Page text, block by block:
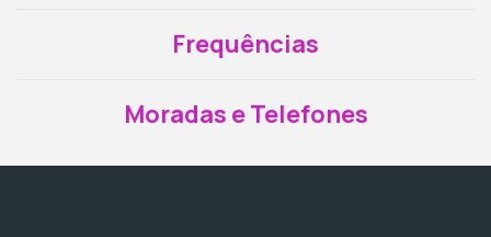
Frequências
Moradas e Telefones